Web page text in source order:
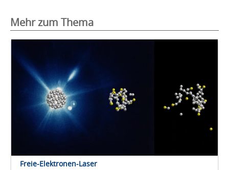
Mehr zum Thema
Freie-Elektronen-Laser